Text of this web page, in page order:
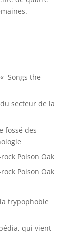
Songs the
du secteur de la
fossé des
Poison Oak
Poison Oak
trypophobie
qui vient